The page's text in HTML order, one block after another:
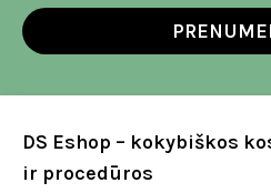
DS Eshop – kokybiškos
ir procedūros